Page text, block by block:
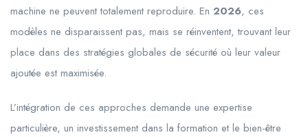
machine ne peuvent totalement reproduire. En 2026, ces
modèles ne disparaissent pas, mais se réinventent, trouvant leur
place dans des stratégies globales de sécurité où leur valeur
ajoutée est maximisée.
L’intégration de ces approches demande une expertise
particulière, un investissement dans la formation et le bien-être